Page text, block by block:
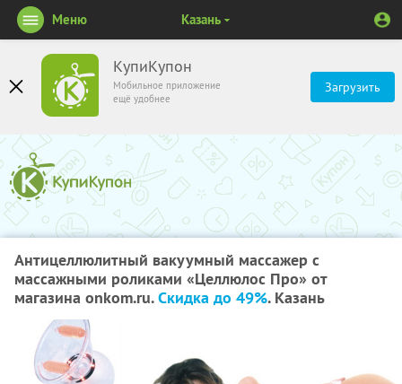
КупиКупон
Мобильное приложение
ещё удобнее
Загрузить
Меню Казань
Антицеллюлитный вакуумный массажер с
массажными роликами «Целлюлос Про» от
магазина onkom.ru.Скидка до 49%. Казань